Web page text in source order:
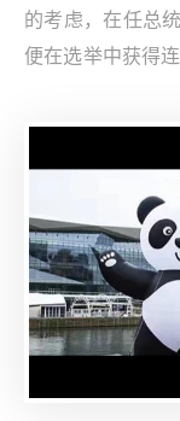
的考虑，在任总
便在选举中获得
大幅增长阶段大
降阶段大都出现
象，本文首先针
周期无涉的常规
不足。其次，笔
间的“合法性竞
常波动的解释逻